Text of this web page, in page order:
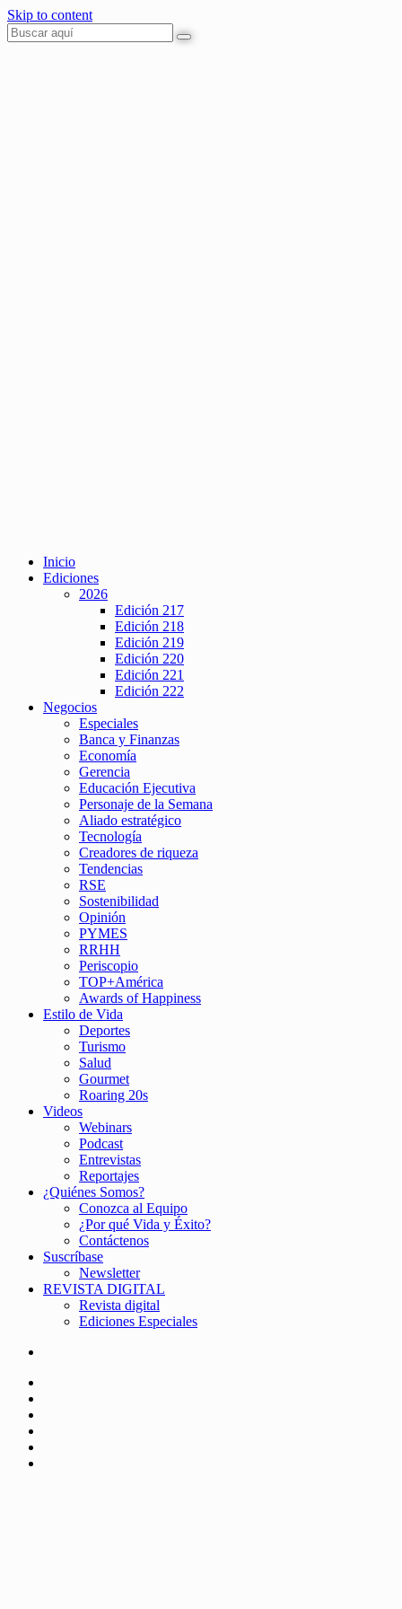
Skip to content
Inicio
Ediciones
2026
Edición 217
Edición 218
Edición 219
Edición 220
Edición 221
Edición 222
Negocios
Especiales
Banca y Finanzas
Economía
Gerencia
Educación Ejecutiva
Personaje de la Semana
Aliado estratégico
Tecnología
Creadores de riqueza
Tendencias
RSE
Sostenibilidad
Opinión
PYMES
RRHH
Periscopio
TOP+América
Awards of Happiness
Estilo de Vida
Deportes
Turismo
Salud
Gourmet
Roaring 20s
Videos
Webinars
Podcast
Entrevistas
Reportajes
¿Quiénes Somos?
Conozca al Equipo
¿Por qué Vida y Éxito?
Contáctenos
Suscríbase
Newsletter
REVISTA DIGITAL
Revista digital
Ediciones Especiales